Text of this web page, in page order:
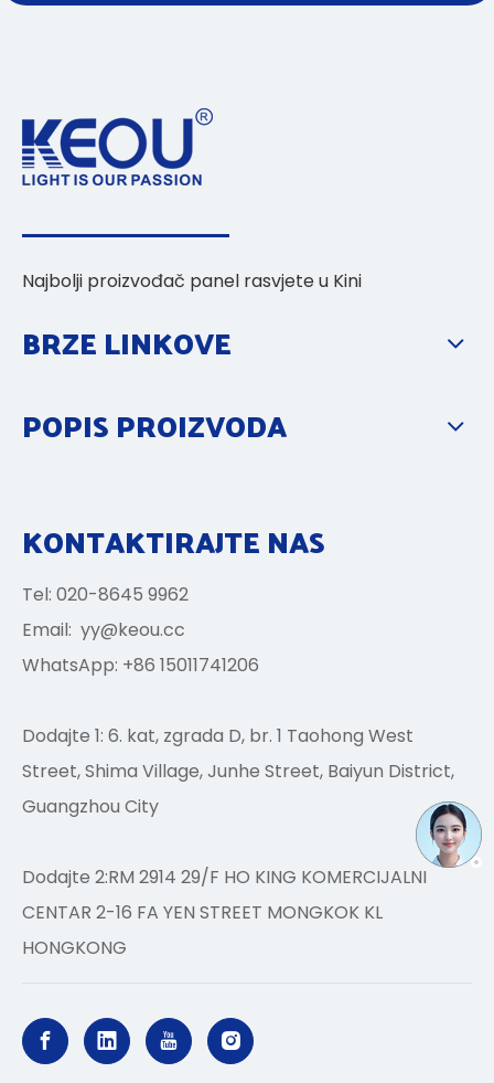
Najbolji proizvođač panel rasvjete u Kini
BRZE LINKOVE
POPIS PROIZVODA
KONTAKTIRAJTE NAS
Tel: 020-8645 9962
Email: yy@keou.cc
WhatsApp: +86 15011741206
Dodajte 1: 6. kat, zgrada D, br. 1 Taohong West
Street, Shima Village, Junhe Street, Baiyun District,
Guangzhou City
Dodajte 2:RM 2914 29/F HO KING KOMERCIJALNI
CENTAR 2-16 FA YEN STREET MONGKOK KL
HONGKONG